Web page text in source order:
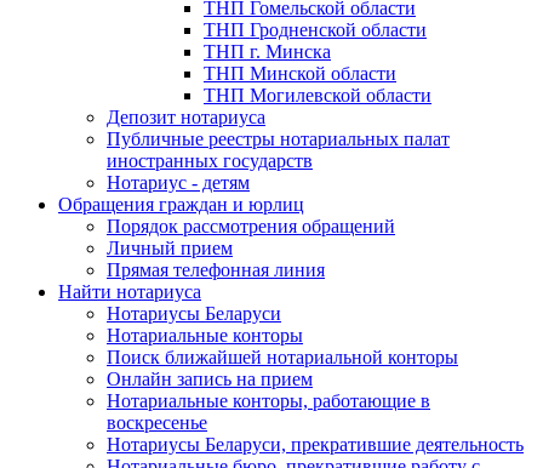
ТНП Гомельской области
ТНП Гродненской области
ТНП г. Минска
ТНП Минской области
ТНП Могилевской области
Депозит нотариуса
Публичные реестры нотариальных палат
иностранных государств
Нотариус - детям
Обращения граждан и юрлиц
Порядок рассмотрения обращений
Личный прием
Прямая телефонная линия
Найти нотариуса
Нотариусы Беларуси
Нотариальные конторы
Поиск ближайшей нотариальной конторы
Онлайн запись на прием
Нотариальные конторы, работающие в
воскресенье
Нотариусы Беларуси, прекратившие деятельность